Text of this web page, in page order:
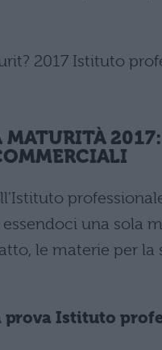
MATURITÀ
una sola
le materie per
prova Istituto